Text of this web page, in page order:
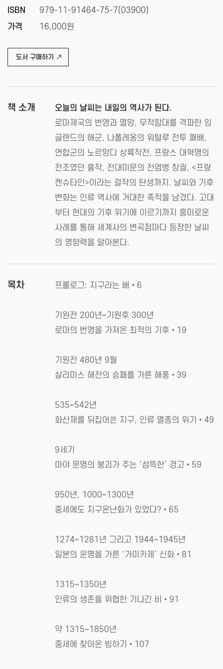
ISBN
가격
979-11-91464-75-7(03900)
16,000원
도서 구매하기
책 소개
오늘의 날씨는 내일의 역사가 된다.
로마제국의 번영과 멸망, 무적함대를 격파한 잉
글랜드의 해군, 나폴레옹의 워털루 전투 패배,
연합군의 노르망디 상륙작전, 프랑스 대혁명의
전조였던 흉작, 전대미문의 전염병 창궐, <프랑
켄슈타인>이라는 걸작의 탄생까지. 날씨와 기후
변화는 인류 역사에 거대한 족적을 남겼다. 고대
부터 현대의 기후 위기에 이르기까지 흥미로운
사례를 통해 세계사의 변곡점마다 등장한 날씨
의 영향력을 알아본다.
목차 프롤로그: 지구라는 배•6
기원전 200년~기원후 300년
로마의 번영을 가져온 최적의 기후•19
기원전 480년 9월
살라미스 해전의 승패를 가른 해풍•39
535~542년
화산재를 뒤집어쓴 지구, 인류 멸종의 위기•49
9세기
마야 문명의 붕괴가 주는 ‘섬뜩한’ 경고•59
950년, 1000~1300년
중세에도 지구온난화가 있었다?•65
1274~1281년 그리고 1944~1945년
일본의 운명을 가른 ‘가미카제’ 신화•81
1315~1350년
인류의 생존을 위협한 기나긴 비•91
약 1315~1850년
중세에 찾아온 빙하기•107